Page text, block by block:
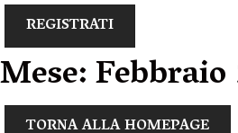
REGISTRATI
Mese:
TORNA ALLA HOMEPAGE